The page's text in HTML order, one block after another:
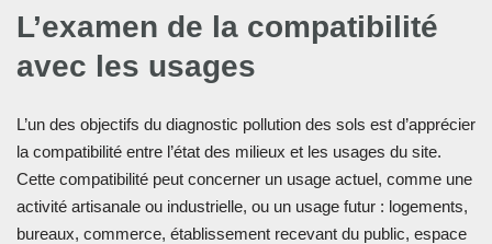
L’examen de la compatibilité
avec les usages
L’un des objectifs du diagnostic pollution des sols est d’apprécier
la compatibilité entre l’état des milieux et les usages du site.
Cette compatibilité peut concerner un usage actuel, comme une
activité artisanale ou industrielle, ou un usage futur : logements,
bureaux, commerce, établissement recevant du public, espace